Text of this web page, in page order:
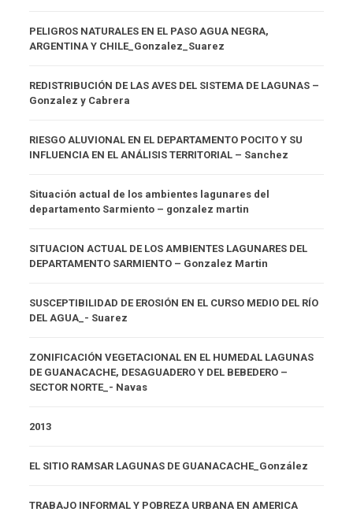
PELIGROS NATURALES EN EL PASO AGUA NEGRA,
ARGENTINA Y CHILE_Gonzalez_Suarez
REDISTRIBUCIÓN DE LAS AVES DEL SISTEMA DE LAGUNAS –
Gonzalez y Cabrera
RIESGO ALUVIONAL EN EL DEPARTAMENTO POCITO Y SU
INFLUENCIA EN EL ANÁLISIS TERRITORIAL – Sanchez
Situación actual de los ambientes lagunares del
departamento Sarmiento – gonzalez martin
SITUACION ACTUAL DE LOS AMBIENTES LAGUNARES DEL
DEPARTAMENTO SARMIENTO – Gonzalez Martin
SUSCEPTIBILIDAD DE EROSIÓN EN EL CURSO MEDIO DEL RÍO
DEL AGUA_- Suarez
ZONIFICACIÓN VEGETACIONAL EN EL HUMEDAL LAGUNAS
DE GUANACACHE, DESAGUADERO Y DEL BEBEDERO –
SECTOR NORTE_- Navas
2013
EL SITIO RAMSAR LAGUNAS DE GUANACACHE_González
TRABAJO INFORMAL Y POBREZA URBANA EN AMERICA